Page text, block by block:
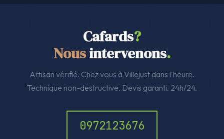
Cafards?
Nousintervenons.
Artisan vérifié. Chez vous à Villejust dans l'heure.
Technique non-destructive. Devis garanti. 24h/24.
0972123676